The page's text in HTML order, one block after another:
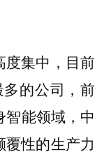
度集中，目前
的公司，前
智能领域，中
性的生产力